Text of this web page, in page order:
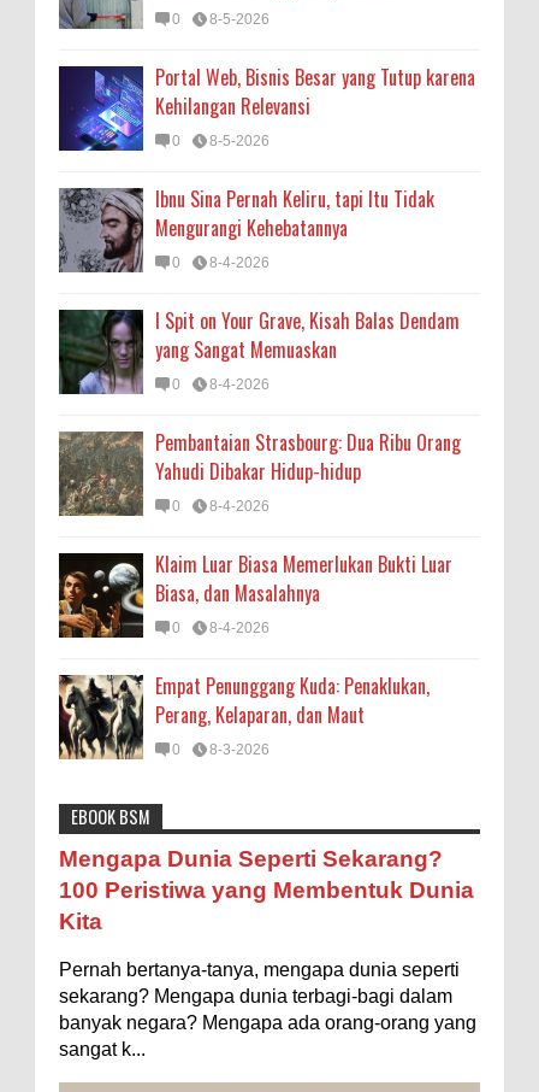
0 8-5-2026
Portal Web, Bisnis Besar yang Tutup karena
Kehilangan Relevansi
0 8-5-2026
Ibnu Sina Pernah Keliru, tapi Itu Tidak
Mengurangi Kehebatannya
0 8-4-2026
I Spit on Your Grave, Kisah Balas Dendam
yang Sangat Memuaskan
0 8-4-2026
Pembantaian Strasbourg: Dua Ribu Orang
Yahudi Dibakar Hidup-hidup
0 8-4-2026
Klaim Luar Biasa Memerlukan Bukti Luar
Biasa, dan Masalahnya
0 8-4-2026
Empat Penunggang Kuda: Penaklukan,
Perang, Kelaparan, dan Maut
0 8-3-2026
Astronomi Biologi Budaya Buku
Bumi
Entertainment
Fakta & Statistik Fauna
Filsafat
Flora
Internasional
Internet Iptek
Istilah Ilmiah
Makanan & Minuman
Misteri Mitologi
Nature
Mengapa Negara Miskin Tidak Mencetak
Uang yang Banyak saja biar Kaya?
Ilustrasi/istimewa Jawaban untuk pertanyaan itu
Ukuran 1 Kaki itu Berapa Meter?
Ilustrasi/ginersnow.com Di Inggris dan Amerika,
EBOOK BSM
Mengapa Dunia Seperti Sekarang?
100 Peristiwa yang Membentuk Dunia
Kita
Pernah bertanya-tanya, mengapa dunia seperti
sekarang? Mengapa dunia terbagi-bagi dalam
banyak negara? Mengapa ada orang-orang yang
sangat k...